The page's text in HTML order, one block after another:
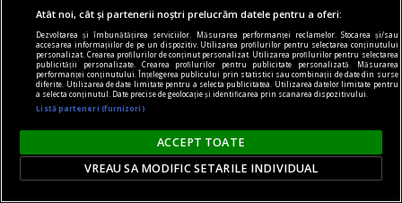
Șoc în Superliga României: jucător suspendat
pentru dopaj. Ce s-a întâmplat
Un fotbalist a fost pedepsit nouă luni,
„zguduind” lumea fotbalului.
Atât noi, cât și partenerii noștri prelucrăm datele pentru a oferi:
Dezvoltarea și îmbunătățirea serviciilor. Măsurarea performanței reclamelor. Stocarea și/sau
accesarea informațiilor de pe un dispozitiv. Utilizarea profilurilor pentru selectarea conținutului
personalizat. Crearea profilurilor de conținut personalizat. Utilizarea profilurilor pentru selectarea
publicității personalizate. Crearea profilurilor pentru publicitate personalizată. Măsurarea
performanței conținutului. Înțelegerea publicului prin statistici sau combinații de date din surse
diferite. Utilizarea de date limitate pentru a selecta publicitatea. Utilizarea datelor limitate pentru
a selecta conținutul. Date precise de geolocație și identificarea prin scanarea dispozitivului.
Listă parteneri (furnizori)
ACCEPT TOATE
VREAU SA MODIFIC SETARILE INDIVIDUAL